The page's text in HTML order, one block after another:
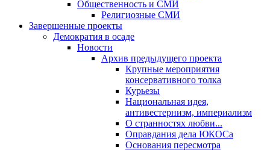
Общественность и СМИ
Религиозные СМИ
Завершенные проекты
Демократия в осаде
Новости
Архив предыдущего проекта
Крупные мероприятия
консервативного толка
Курьезы
Национальная идея,
антивестернизм, империализм
О странностях любви...
Оправдания дела ЮКОСа
Основания пересмотра